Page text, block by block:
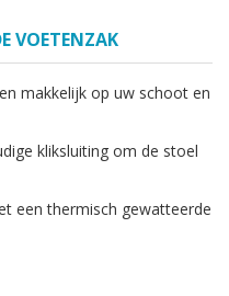
VOETENZAK
makkelijk op uw schoot en
kliksluiting om de stoel
een thermisch gewatteerde